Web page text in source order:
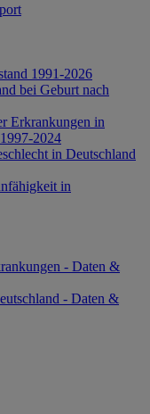
1991-2026
bei Geburt nach
Erkrankungen in
2024
in Deutschland
in
- Daten &
- Daten &